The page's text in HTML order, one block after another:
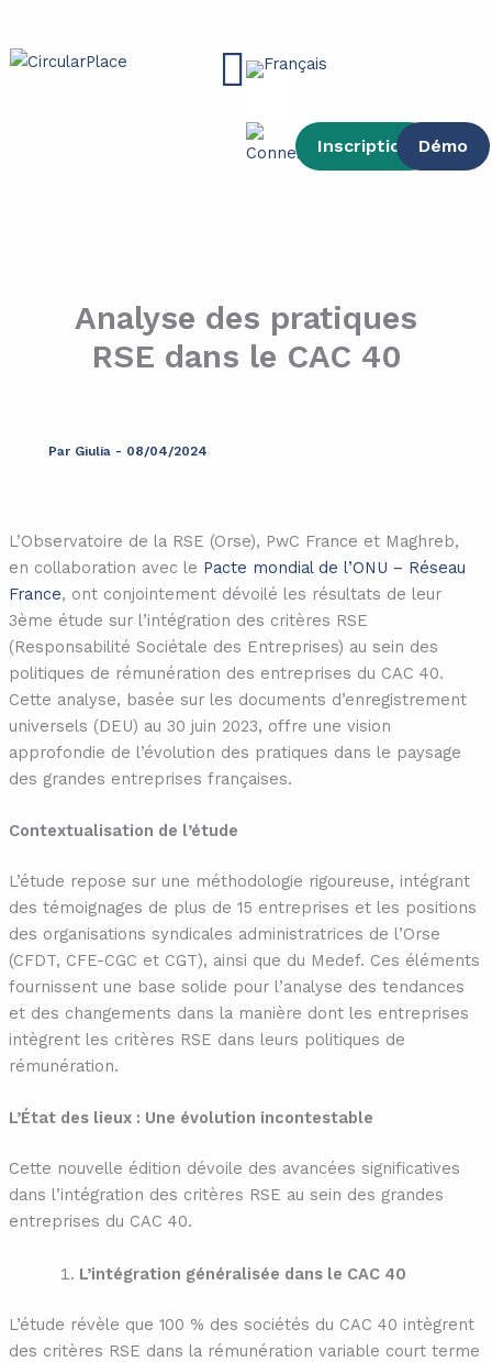
contenu
Main
Inscription Démo
Analyse des pratiques
RSE dans le CAC 40
Par Giulia - 08/04/2024
L’Observatoire de la RSE (Orse), PwC France et Maghreb,
en collaboration avec le Pacte mondial de l’ONU – Réseau
France, ont conjointement dévoilé les résultats de leur
3ème étude sur l’intégration des critères RSE
(Responsabilité Sociétale des Entreprises) au sein des
politiques de rémunération des entreprises du CAC 40.
Cette analyse, basée sur les documents d’enregistrement
universels (DEU) au 30 juin 2023, offre une vision
approfondie de l’évolution des pratiques dans le paysage
des grandes entreprises françaises.
Contextualisation de l’étude
L’étude repose sur une méthodologie rigoureuse, intégrant
des témoignages de plus de 15 entreprises et les positions
des organisations syndicales administratrices de l’Orse
(CFDT, CFE-CGC et CGT), ainsi que du Medef. Ces éléments
fournissent une base solide pour l’analyse des tendances
et des changements dans la manière dont les entreprises
intègrent les critères RSE dans leurs politiques de
rémunération.
L’État des lieux : Une évolution incontestable
Cette nouvelle édition dévoile des avancées significatives
dans l’intégration des critères RSE au sein des grandes
entreprises du CAC 40.
L’intégration généralisée dans le CAC 40
L’étude révèle que 100 % des sociétés du CAC 40 intègrent
des critères RSE dans la rémunération variable court terme